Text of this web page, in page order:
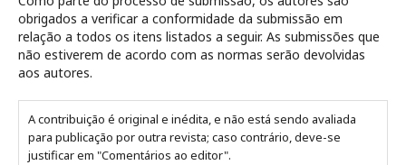
obrigados a verificar a conformidade da submissão em
relação a todos os itens listados a seguir. As submissões que
não estiverem de acordo com as normas serão devolvidas
aos autores.
A contribuição é original e inédita, e não está sendo avaliada
para publicação por outra revista; caso contrário, deve-se
justificar em "Comentários ao editor".